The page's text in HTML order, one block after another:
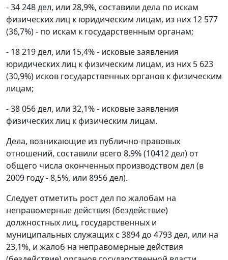
- 34 248 дел, или 28,9%, составили дела по искам
физических лиц к юридическим лицам, из них 12 577
(36,7%) - по искам к государственным органам;
- 18 219 дел, или 15,4% - исковые заявления
юридических лиц к физическим лицам, из них 5 623
(30,9%) исков государственных органов к физическим
лицам;
- 38 056 дел, или 32,1% - исковые заявления
физических лиц к физическим лицам.
Дела, возникающие из публично-правовых
отношений, составили всего 8,9% (10412 дел) от
общего числа оконченных производством дел (в
2009 году - 8,5%, или 8956 дел).
Следует отметить рост дел по жалобам на
неправомерные действия (бездействие)
должностных лиц, государственных и
муниципальных служащих с 3894 до 4793 дел, или на
23,1%, и жалоб на неправомерные действия